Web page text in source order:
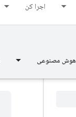
اجرا کن
هوش مصنوعی